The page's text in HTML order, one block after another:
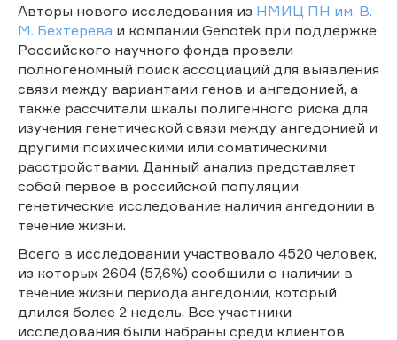
Авторы нового исследования из НМИЦ ПН им. В.
М. Бехтерева и компании Genotek при поддержке
Российского научного фонда провели
полногеномный поиск ассоциаций для выявления
связи между вариантами генов и ангедонией, а
также рассчитали шкалы полигенного риска для
изучения генетической связи между ангедонией и
другими психическими или соматическими
расстройствами. Данный анализ представляет
собой первое в российской популяции
генетические исследование наличия ангедонии в
течение жизни.
Всего в исследовании участвовало 4520 человек,
из которых 2604 (57,6%) сообщили о наличии в
течение жизни периода ангедонии, который
длился более 2 недель. Все участники
исследования были набраны среди клиентов